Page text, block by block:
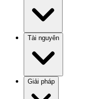
Tài nguyên
Giải pháp